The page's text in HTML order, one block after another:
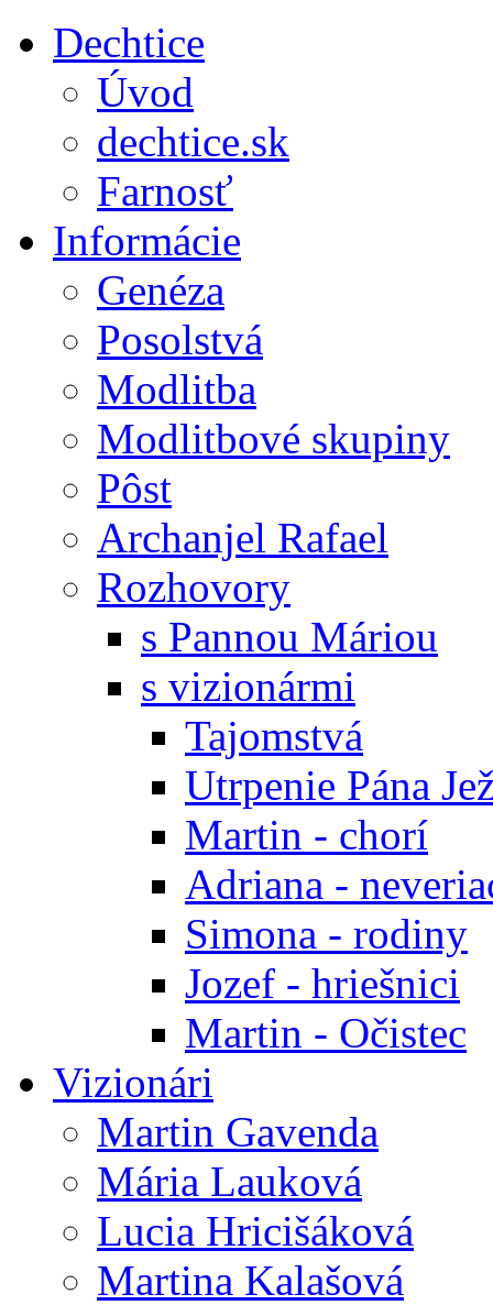
Dechtice
Úvod
dechtice.sk
Farnosť
Informácie
Genéza
Posolstvá
Modlitba
Modlitbové skupiny
Pôst
Archanjel Rafael
Rozhovory
s Pannou Máriou
s vizionármi
Tajomstvá
Utrpenie Pána
Martin - chorí
Adriana -
Simona - rodiny
Jozef - hriešnici
Martin - Očistec
Vizionári
Martin Gavenda
Mária Lauková
Lucia Hricišáková
Martina Kalašová